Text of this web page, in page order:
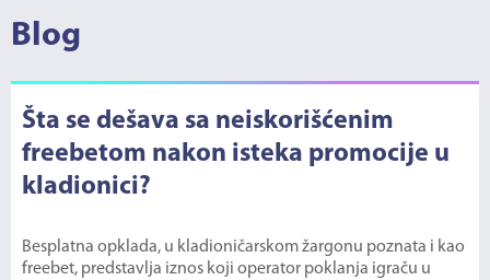
Blog
Šta se dešava sa neiskorišćenim
freebetom nakon isteka promocije u
kladionici?
Besplatna opklada, u kladioničarskom žargonu poznata i kao
freebet, predstavlja iznos koji operator poklanja igraču u